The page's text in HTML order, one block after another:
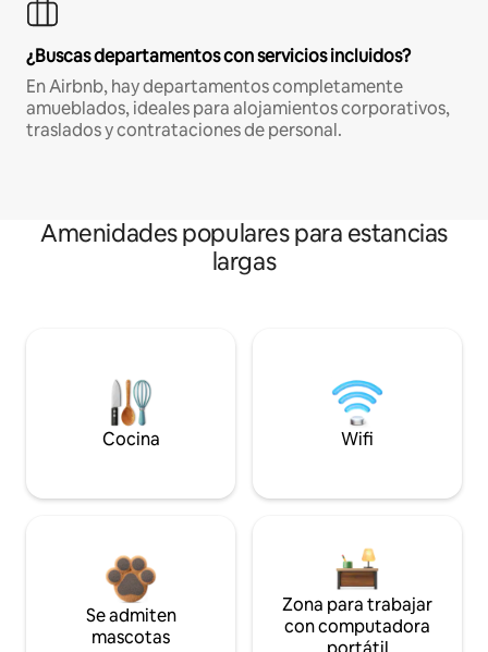
¿Buscas departamentos con servicios incluidos?
En Airbnb, hay departamentos completamente
amueblados, ideales para alojamientos corporativos,
traslados y contrataciones de personal.
Amenidades populares para estancias
largas
Cocina Wifi
Se admiten
mascotas
Zona para trabajar
con computadora